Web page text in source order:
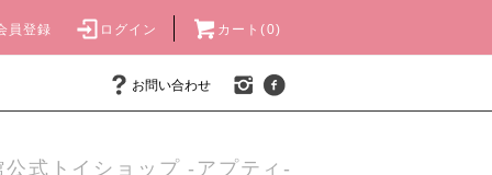
員登録 ログイン カート(0)
お問い合わせ
式トイショップ -アプティ-